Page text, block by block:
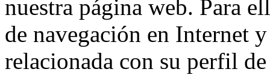
nuestra página web. Para
de navegación en Internet
relacionada con su perfil